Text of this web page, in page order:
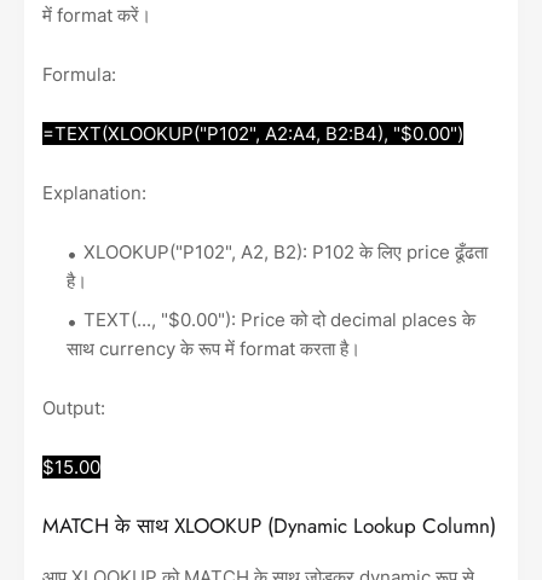
में format करें।
Formula:
=TEXT(XLOOKUP("P102", A2:A4, B2:B4), "$0.00")
Explanation:
XLOOKUP("P102", A2, B2): P102 के लिए price ढूँढता
है।
TEXT(..., "$0.00"): Price को दो decimal places के
साथ currency के रूप में format करता है।
Output:
$15.00
MATCH के साथ XLOOKUP (Dynamic Lookup Column)